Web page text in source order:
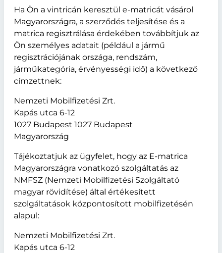
Ha Ön a vintricán keresztül e-matricát vásárol
Magyarországra, a szerződés teljesítése és a
matrica regisztrálása érdekében továbbítjuk az
Ön személyes adatait (például a jármű
regisztrációjának országa, rendszám,
járműkategória, érvényességi idő) a következő
címzettnek:
Nemzeti Mobilfizetési Zrt.
Kapás utca 6-12
1027 Budapest 1027 Budapest
Magyarország
Tájékoztatjuk az ügyfelet, hogy az E-matrica
Magyarországra vonatkozó szolgáltatás az
NMFSZ (Nemzeti Mobilfizetési Szolgáltató
magyar rövidítése) által értékesített
szolgáltatások központosított mobilfizetésén
alapul:
Nemzeti Mobilfizetési Zrt.
Kapás utca 6-12